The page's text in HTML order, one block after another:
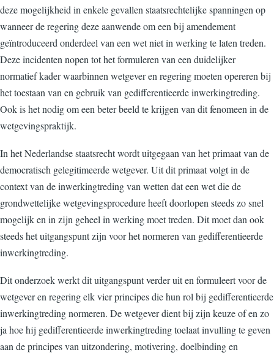
deze mogelijkheid in enkele gevallen staatsrechtelijke spanningen op
wanneer de regering deze aanwende om een bij amendement
geïntroduceerd onderdeel van een wet niet in werking te laten treden.
Deze incidenten nopen tot het formuleren van een duidelijker
normatief kader waarbinnen wetgever en regering moeten opereren bij
het toestaan van en gebruik van gedifferentieerde inwerkingtreding.
Ook is het nodig om een beter beeld te krijgen van dit fenomeen in de
wetgevingspraktijk.
In het Nederlandse staatsrecht wordt uitgegaan van het primaat van de
democratisch gelegitimeerde wetgever. Uit dit primaat volgt in de
context van de inwerkingtreding van wetten dat een wet die de
grondwettelijke wetgevingsprocedure heeft doorlopen steeds zo snel
mogelijk en in zijn geheel in werking moet treden. Dit moet dan ook
steeds het uitgangspunt zijn voor het normeren van gedifferentieerde
inwerkingtreding.
Dit onderzoek werkt dit uitgangspunt verder uit en formuleert voor de
wetgever en regering elk vier principes die hun rol bij gedifferentieerde
inwerkingtreding normeren. De wetgever dient bij zijn keuze of en zo
ja hoe hij gedifferentieerde inwerkingtreding toelaat invulling te geven
aan de principes van uitzondering, motivering, doelbinding en